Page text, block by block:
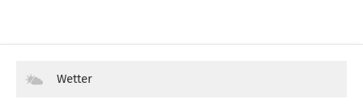
Wetter